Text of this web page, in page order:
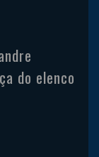
do elenco